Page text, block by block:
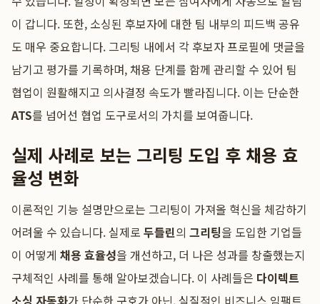
이 갑니다. 또한, 소싱된 후보자에 대한 팀 내부의 피드백 공유
도 매우 중요합니다. 그리팅 내에서 각 후보자 프로필에 댓글을
남기고 평가를 기록하며, 채용 단계를 함께 관리할 수 있어 팀
협업이 원활해지고 의사결정 속도가 빨라집니다. 이는 단순한
ATS를 넘어선 협업 도구로서의 가치를 보여줍니다.
실제 사례로 보는 그리팅 도입 후 채용 효
율성 변화
이론적인 기능 설명만으로는 그리팅이 가져올 혁신을 체감하기
어려울 수 있습니다. 실제로 두들린의 그리팅을 도입한 기업들
이 어떻게 채용 효율성을 개선하고, 더 나은 성과를 창출했는지
구체적인 사례를 통해 알아보겠습니다. 이 사례들은 다이렉트
소싱 자동화가 단순한 구호가 아닌, 실질적인 비즈니스 임팩트